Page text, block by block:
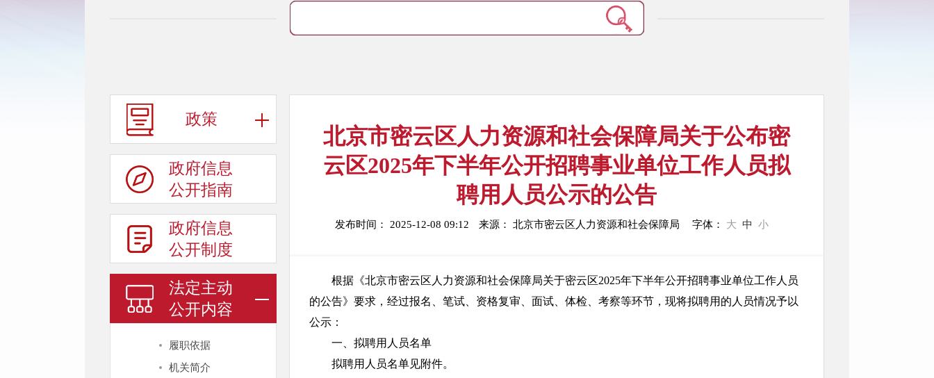
政策
政府信息
公开指南
政府信息
公开制度
法定主动
公开内容
履职依据
机关简介
北京市密云区人力资源和社会保障局关于公布密
云区2025年下半年公开招聘事业单位工作人员拟
聘用人员公示的公告
发布时间： 2025-12-08 09:12 来源： 北京市密云区人力资源和社会保障局 字体： 大 中 小
根据《北京市密云区人力资源和社会保障局关于密云区2025年下半年公开招聘事业单位工作人员
的公告》要求，经过报名、笔试、资格复审、面试、体检、考察等环节，现将拟聘用的人员情况予以
公示：
一、拟聘用人员名单
拟聘用人员名单见附件。